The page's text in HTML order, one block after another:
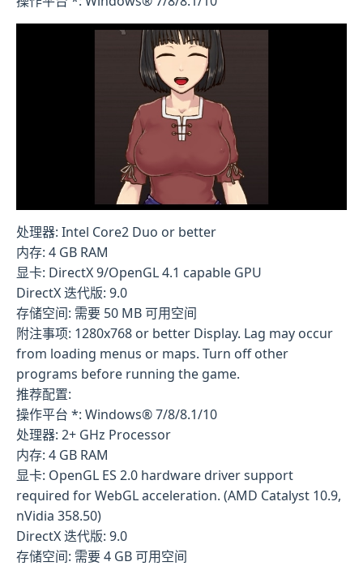
处理器: Intel Core2 Duo or better
内存: 4 GB RAM
显卡: DirectX 9/OpenGL 4.1 capable GPU
DirectX 迭代版: 9.0
存储空间: 需要 50 MB 可用空间
附注事项: 1280x768 or better Display. Lag may occur
from loading menus or maps. Turn off other
programs before running the game.
推荐配置:
操作平台 *: Windows® 7/8/8.1/10
处理器: 2+ GHz Processor
内存: 4 GB RAM
显卡: OpenGL ES 2.0 hardware driver support
required for WebGL acceleration. (AMD Catalyst 10.9,
nVidia 358.50)
DirectX 迭代版: 9.0
存储空间: 需要 4 GB 可用空间